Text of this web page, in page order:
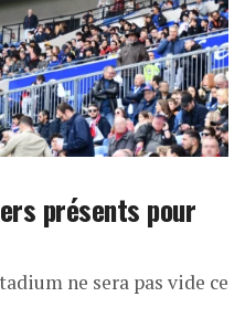
présents pour
ne sera pas vide ce